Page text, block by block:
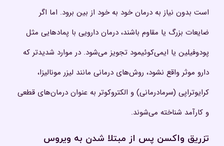
است بدون نیاز به درمان خود به خود از بین برود. اما اگر
ضایعات بزرگ یا مقاوم باشند، درمان دارویی با پمادهایی مثل
پودوفیلین یا ایمی‌کوئیمود تجویز می‌شود. در موارد شدیدتر که
دارو موثر واقع نشود، روش‌های درمانی مانند لیزر مونالیزا،
کرایوتراپی (سرمادرمانی) و الکتروکوتر به عنوان درمان‌های قطعی
و کارآمد شناخته می‌شوند.
تزریق واکسن پس از مبتلا شدن به ویروس